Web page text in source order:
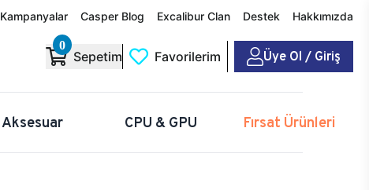
Kampanyalar Casper Blog Excalibur Clan Destek Hakkımızda
0
Sepetim Favorilerim Üye Ol / Giriş
Aksesuar CPU & GPU Fırsat Ürünleri